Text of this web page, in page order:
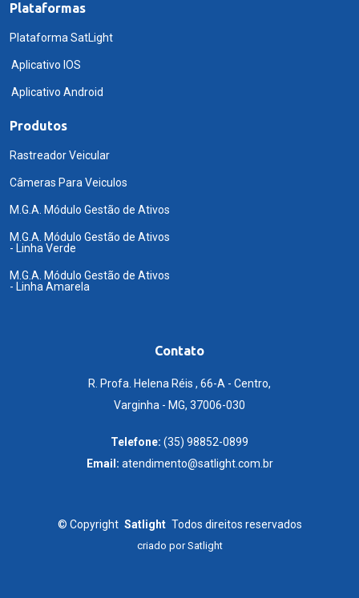
Plataformas
Plataforma SatLight
Aplicativo IOS
Aplicativo Android
Produtos
Rastreador Veicular
Câmeras Para Veiculos
M.G.A. Módulo Gestão de Ativos
M.G.A. Módulo Gestão de Ativos
- Linha Verde
M.G.A. Módulo Gestão de Ativos
- Linha Amarela
Contato
R. Profa. Helena Réis , 66-A - Centro,
Varginha - MG, 37006-030
Telefone: (35) 98852-0899
Email: atendimento@satlight.com.br
© Copyright Satlight Todos direitos reservados
criado porSatlight